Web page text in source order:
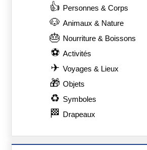
👍 Personnes & Corps
🐶 Animaux & Nature
🎂 Nourriture & Boissons
⚽ Activités
✈ Voyages & Lieux
🎁 Objets
♻ Symboles
🏁 Drapeaux